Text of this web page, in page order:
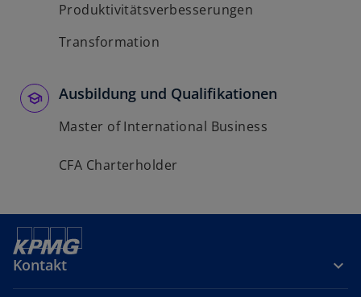
Produktivitätsverbesserungen
Transformation
Ausbildung und Qualifikationen
Master of International Business
CFA Charterholder
Kontakt